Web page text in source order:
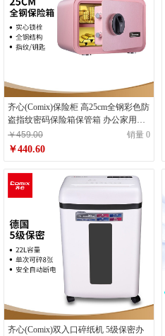
齐心(Comix)保险柜 高25cm全钢彩色防
盗指纹密码保险箱保管箱 办公家用防
盗保管柜BGX-M/D-2825ZW粉金
￥459.00 销量 0
￥440.60
齐心(Comix)双入口碎纸机 5级保密办